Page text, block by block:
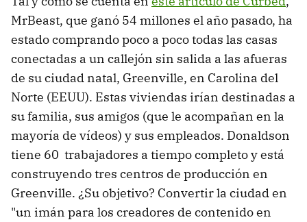
MrBeast, que ganó 54 millones el año pasado, ha
estado comprando poco a poco todas las casas
conectadas a un callejón sin salida a las afueras
de su ciudad natal, Greenville, en Carolina del
Norte (EEUU). Estas viviendas irían destinadas a
su familia, sus amigos (que le acompañan en la
mayoría de vídeos) y sus empleados. Donaldson
tiene 60 trabajadores a tiempo completo y está
construyendo tres centros de producción en
Greenville. ¿Su objetivo? Convertir la ciudad en
"un imán para los creadores de contenido en